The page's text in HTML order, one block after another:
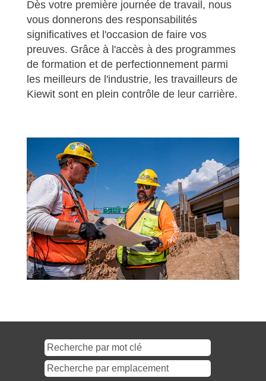
Dès votre première journée de travail, nous
vous donnerons des responsabilités
significatives et l'occasion de faire vos
preuves. Grâce à l'accès à des programmes
de formation et de perfectionnement parmi
les meilleurs de l'industrie, les travailleurs de
Kiewit sont en plein contrôle de leur carrière.